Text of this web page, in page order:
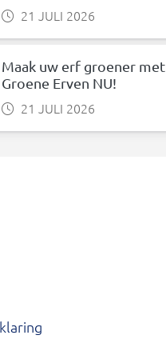
21 JULI 2026
Maak uw erf groener met
Groene Erven NU!
21 JULI 2026